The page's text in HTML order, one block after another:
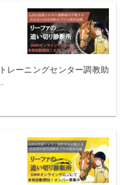
レーニングセンター調教助